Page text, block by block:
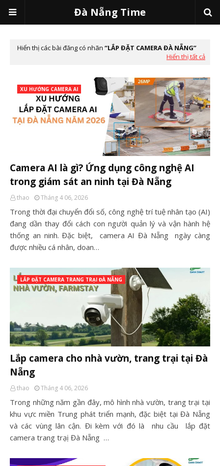
Đà Nẵng Time
Hiển thị các bài đăng có nhãn
LẮP ĐẶT CAMERA ĐÀ NẴNG
Hiển thị tất cả
XU HƯỚNG CAMERA AI
Camera AI là gì? Ứng dụng công nghệ AI
trong giám sát an ninh tại Đà Nẵng
thao Tháng 4 06, 2026
Trong thời đại chuyển đổi số, công nghệ trí tuệ nhân tạo (AI)
đang dần thay đổi cách con người quản lý và vận hành hệ
thống an ninh. Đặc biệt, camera AI Đà Nẵng ngày càng
được nhiều cá nhân, doan…
LẮP ĐẶT CAMERA TRANG TRẠI ĐÀ NẴNG
Lắp camera cho nhà vườn, trang trại tại Đà
Nẵng
thao Tháng 4 06, 2026
Trong những năm gần đây, mô hình nhà vườn, trang trại tại
khu vực miền Trung phát triển mạnh, đặc biệt tại Đà Nẵng
và các vùng lân cận. Đi kèm với đó là nhu cầu lắp đặt
camera trang trạị Đà Nẵng …